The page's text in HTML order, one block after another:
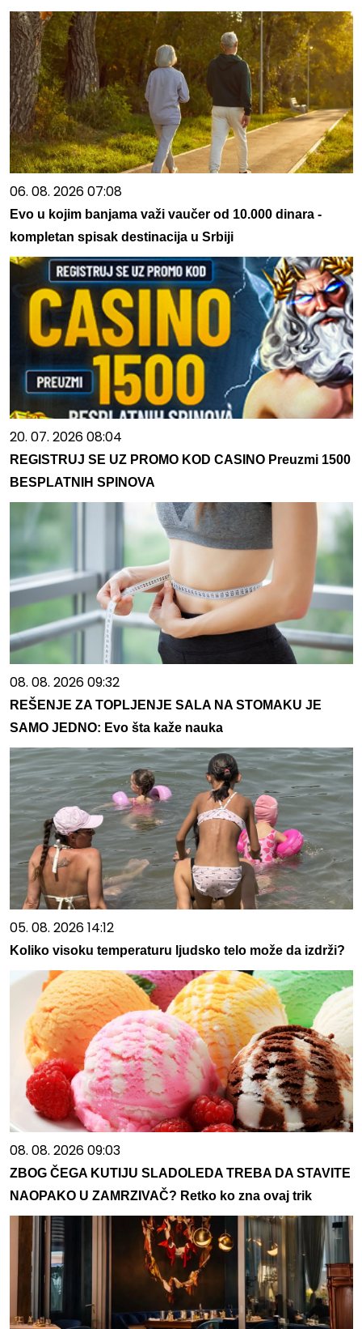
06. 08. 2026 07:08
Evo u kojim banjama važi vaučer od 10.000 dinara -
kompletan spisak destinacija u Srbiji
20. 07. 2026 08:04
REGISTRUJ SE UZ PROMO KOD CASINO Preuzmi 1500
BESPLATNIH SPINOVA
08. 08. 2026 09:32
REŠENJE ZA TOPLJENJE SALA NA STOMAKU JE
SAMO JEDNO: Evo šta kaže nauka
05. 08. 2026 14:12
Koliko visoku temperaturu ljudsko telo može da izdrži?
08. 08. 2026 09:03
ZBOG ČEGA KUTIJU SLADOLEDA TREBA DA STAVITE
NAOPAKO U ZAMRZIVAČ? Retko ko zna ovaj trik